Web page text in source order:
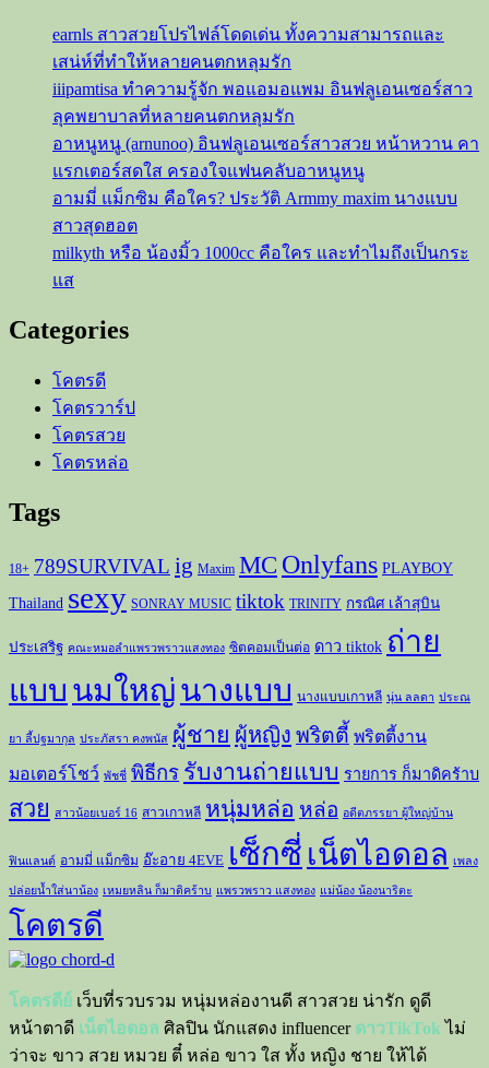
earnls สาวสวยโปรไฟล์โดดเด่น ทั้งความสามารถและ
เสน่ห์ที่ทำให้หลายคนตกหลุมรัก
iiipamtisa ทำความรู้จัก พอแอมอแพม อินฟลูเอนเซอร์สาว
ลุคพยาบาลที่หลายคนตกหลุมรัก
อาหนูหนู (arnunoo) อินฟลูเอนเซอร์สาวสวย หน้าหวาน คา
แรกเตอร์สดใส ครองใจแฟนคลับอาหนูหนู
อามมี่ แม็กซิม คือใคร? ประวัติ Armmy maxim นางแบบ
สาวสุดฮอต
milkyth หรือ น้องมิ้ว 1000cc คือใคร และทำไมถึงเป็นกระ
แส
Categories
โคตรดี
โคตรวาร์ป
โคตรสวย
โคตรหล่อ
Tags
18+ 789SURVIVAL ig Maxim MC Onlyfans PLAYBOY
Thailand sexy SONRAY MUSIC tiktok TRINITY กรณิศ เล้าสุบิน
ประเสริฐ คณะหมอลำแพรวพราวแสงทอง ซิตคอมเป็นต่อ ดาว tiktok ถ่าย
แบบ นมใหญ่นางแบบ นางแบบเกาหลี นุ่น ลลดา ประณ
ยา ลี้ปฐมากุล ประภัสรา คงพนัส ผู้ชาย ผู้หญิง พริตตี้ พริตตี้งาน
มอเตอร์โชว์ พัชชี่ พิธีกร รับงานถ่ายแบบ รายการ ก็มาดิคร้าบ
สวย สาวน้อยเบอร์ 16 สาวเกาหลี หนุ่มหล่อ หล่อ อดีตภรรยา ผู้ใหญ่บ้าน
ฟินแลนด์ อามมี่ แม็กซิม อ๊ะอาย 4EVE เซ็กซี่ เน็ตไอดอล เพลง
ปล่อยน้ำใส่นาน้อง เหมยหลิน ก็มาดิคร้าบ แพรวพราว แสงทอง แม่น้อง น้องนาริตะ
โคตรดี
โคตรดีย์ เว็บที่รวบรวม หนุ่มหล่องานดี สาวสวย น่ารัก ดูดี
หน้าตาดี เน็ตไอดอล ศิลปิน นักแสดง influencer ดาวTikTok ไม่
ว่าจะ ขาว สวย หมวย ตี๋ หล่อ ขาว ใส ทั้ง หญิง ชาย ให้ได้